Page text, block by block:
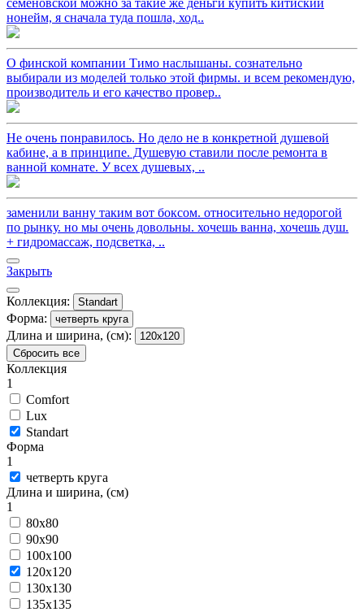
нонейм, я сначала туда пошла, ход..
О финской компании Тимо наслышаны. сознательно
выбирали из моделей только этой фирмы. и всем рекомендую,
производитель и его качество провер..
Не очень понравилось. Но дело не в конкретной душевой
кабине, а в принципе. Душевую ставили после ремонта в
ванной комнате. У всех душевых, ..
заменили ванну таким вот боксом. относительно недорогой
по рынку. но мы очень довольны. хочешь ванна, хочешь душ.
+ гидромассаж, подсветка, ..
Закрыть
Коллекция: Standart
Форма: четверть круга
Длина и ширина, (см):
120x120
Сбросить все
Коллекция
1
Comfort
Lux
Standart
Форма
1
четверть круга
Длина и ширина, (см)
1
80x80
90x90
100x100
120x120
130x130
135x135